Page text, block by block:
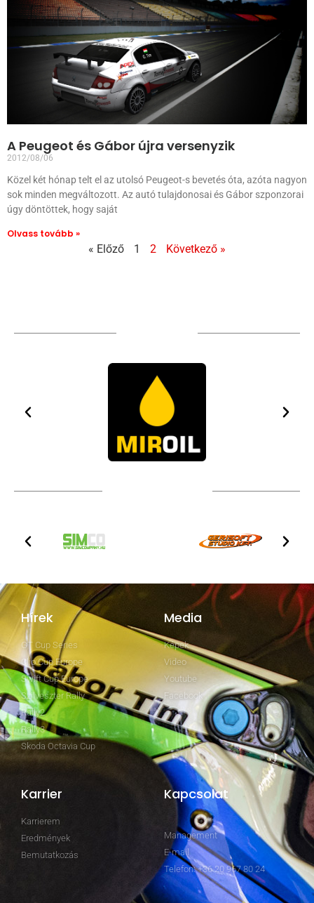
A Peugeot és Gábor újra versenyzik
2012/08/06
Közel két hónap telt el az utolsó Peugeot-s bevetés óta, azóta nagyon
sok minden megváltozott. Az autó tulajdonosai és Gábor szponzorai
úgy döntöttek, hogy saját
Olvass tovább »
« Előző 1 2 Következő »
Hírek
GT Cup Series
Clio Cup Europe
Swift Cup Europe
Szilveszter Rally
Rally2
Rally3
Skoda Octavia Cup
Media
Képek
Video
Youtube
Facebook
Karrier
Karrierem
Eredmények
Bemutatkozás
Kapcsolat
Management
E-mail
Telefon: +36 20 967 80 24